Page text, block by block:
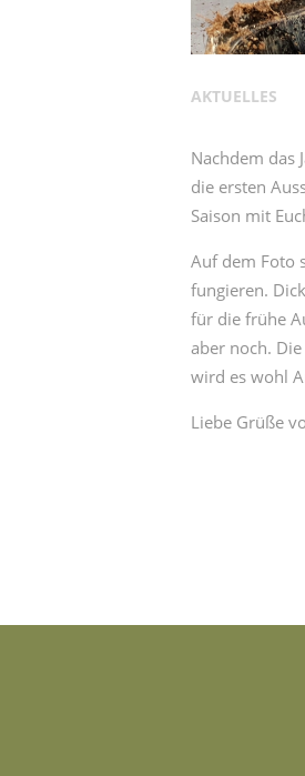
AKTUELLES
Nachdem das
die ersten
Saison mit
Auf dem Foto
fungieren.
für die frühe
aber noch.
wird es wohl
Liebe Grüße